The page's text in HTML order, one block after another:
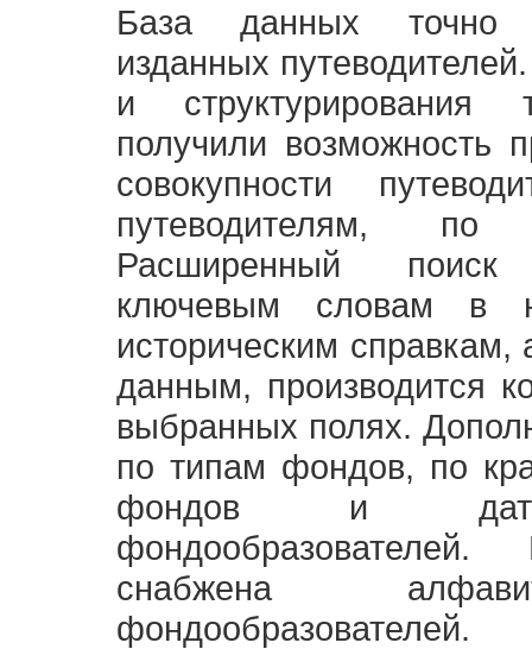
База данных точно
изданных
и структурирования
получили возможность
совокупности
путеводителям,
Расширенный
ключевым словам в
историческим
данным, производится
выбранных полях.
по типам фондов, по
фондов и
снабжена
фондообразователей.